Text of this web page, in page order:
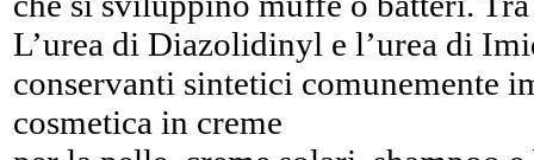
L’urea di Diazolidinyl e l’urea di
conservanti sintetici comunemente
cosmetica in creme